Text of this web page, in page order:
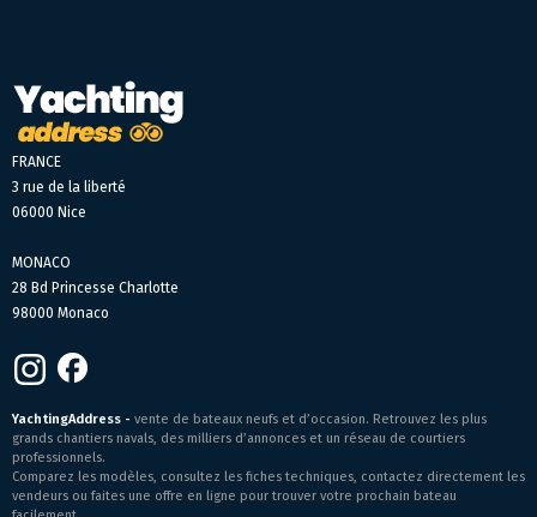
FRANCE
3 rue de la liberté
06000 Nice
MONACO
28 Bd Princesse Charlotte
98000 Monaco
YachtingAddress - vente de bateaux neufs et d’occasion. Retrouvez les plus
grands chantiers navals, des milliers d’annonces et un réseau de courtiers
professionnels.
Comparez les modèles, consultez les fiches techniques, contactez directement les
vendeurs ou faites une offre en ligne pour trouver votre prochain bateau